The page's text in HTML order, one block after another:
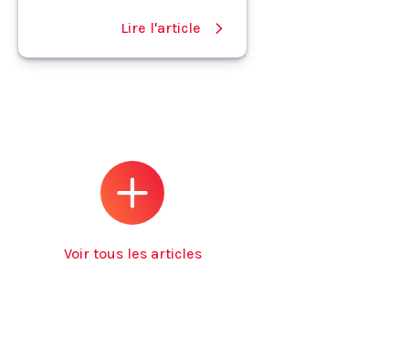
Lire l'article
Voir tous les articles